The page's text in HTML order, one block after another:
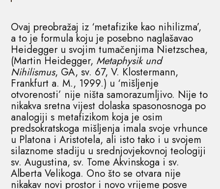
Ovaj preobražaj iz ‘metafizike kao nihilizma’,
a to je formula koju je posebno naglašavao
Heidegger u svojim tumačenjima Nietzschea,
(Martin Heidegger, Metaphysik und
Nihilismus, GA, sv. 67, V. Klostermann,
Frankfurt a. M., 1999.) u ‘mišljenje
otvorenosti’ nije ništa samorazumljivo. Nije to
nikakva sretna vijest dolaska spasonosnoga po
analogiji s metafizikom koja je osim
predsokratskoga mišljenja imala svoje vrhunce
u Platona i Aristotela, ali isto tako i u svojem
silaznome stadiju u srednjovjekovnoj teologiji
sv. Augustina, sv. Tome Akvinskoga i sv.
Alberta Velikoga. Ono što se otvara nije
nikakav novi prostor i novo vrijeme posve